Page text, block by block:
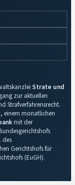
Strate und
zur aktuellen
Strafverfahrensrecht.
, einem monatlichen
mit der
des
Gerichtshofs für
(EuGH).